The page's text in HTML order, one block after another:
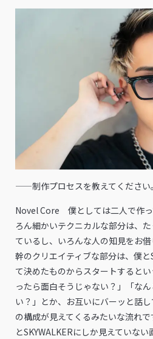
——制作プロセスを教えてください。
Novel Core 僕としては二人で作
ろん細かいテクニカルな部分は、
ているし、いろんな人の知見をお
幹のクリエイティブな部分は、僕と
て決めたものからスタートすると
ったら面白そうじゃない？」「な
い？」とか、お互いにバーッと話
の構成が見えてくるみたいな流れ
とSKYWALKERにしか見えていな